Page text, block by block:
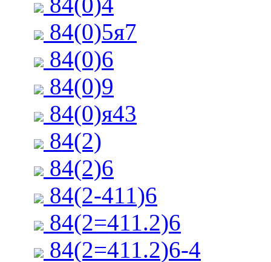
84(0)5я7
84(0)6
84(0)9
84(0)я43
84(2)
84(2)6
84(2-411)6
84(2=411.2)6
84(2=411.2)6-4